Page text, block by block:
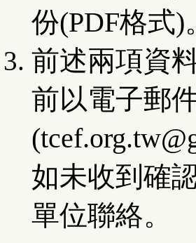
份(PDF格式)
前述兩項資
前以電子郵
如未收到確
單位聯絡。